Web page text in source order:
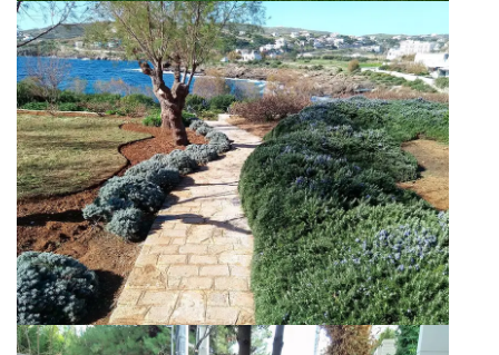
Λεπτομέρειες Κήπου Εξοχικής Βίλας
στις Κυκλάδες